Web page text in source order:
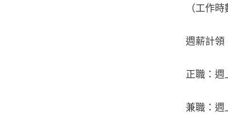
（工作
週薪計領
正職：週
兼職：週